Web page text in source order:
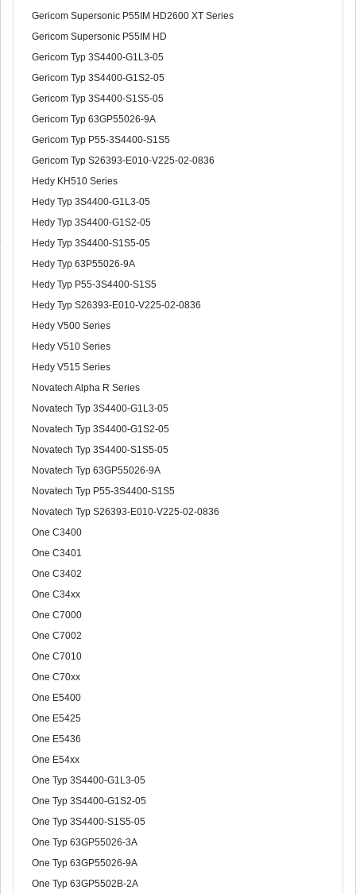
Gericom Supersonic P55IM HD2600 XT Series
Gericom Supersonic P55IM HD
Gericom Typ 3S4400-G1L3-05
Gericom Typ 3S4400-G1S2-05
Gericom Typ 3S4400-S1S5-05
Gericom Typ 63GP55026-9A
Gericom Typ P55-3S4400-S1S5
Gericom Typ S26393-E010-V225-02-0836
Hedy KH510 Series
Hedy Typ 3S4400-G1L3-05
Hedy Typ 3S4400-G1S2-05
Hedy Typ 3S4400-S1S5-05
Hedy Typ 63P55026-9A
Hedy Typ P55-3S4400-S1S5
Hedy Typ S26393-E010-V225-02-0836
Hedy V500 Series
Hedy V510 Series
Hedy V515 Series
Novatech Alpha R Series
Novatech Typ 3S4400-G1L3-05
Novatech Typ 3S4400-G1S2-05
Novatech Typ 3S4400-S1S5-05
Novatech Typ 63GP55026-9A
Novatech Typ P55-3S4400-S1S5
Novatech Typ S26393-E010-V225-02-0836
One C3400
One C3401
One C3402
One C34xx
One C7000
One C7002
One C7010
One C70xx
One E5400
One E5425
One E5436
One E54xx
One Typ 3S4400-G1L3-05
One Typ 3S4400-G1S2-05
One Typ 3S4400-S1S5-05
One Typ 63GP55026-3A
One Typ 63GP55026-9A
One Typ 63GP5502B-2A